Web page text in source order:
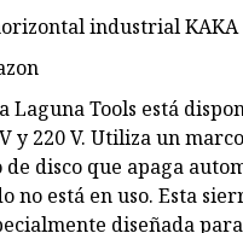
industrial KAKA
Laguna Tools está
y 220 V. Utiliza un
disco que apaga
no está en uso. Esta
diseñada